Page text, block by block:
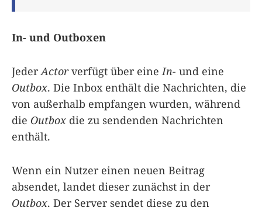
In- und Outboxen
JederActorverfügt über eine In- und eine
Outbox. Die Inbox enthält die Nachrichten, die
von außerhalb empfangen wurden, während
die Outbox die zu sendenden Nachrichten
enthält.
Wenn ein Nutzer einen neuen Beitrag
absendet, landet dieser zunächst in der
Outbox. Der Server sendet diese zu den